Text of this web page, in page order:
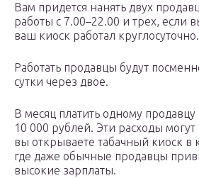
Вам придется нанять двух
работы с 7.00–22.00 и трех, если
ваш киоск работал круглосуточно.
Работать продавцы будут
сутки через двое.
В месяц платить одному продавцу
10 000 рублей. Эти расходы
вы открываете табачный киоск в
где даже обычные продавцы
высокие зарплаты.